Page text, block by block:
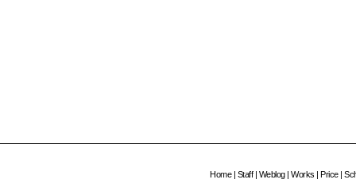
Home| Staff| Weblog| Works | Price|